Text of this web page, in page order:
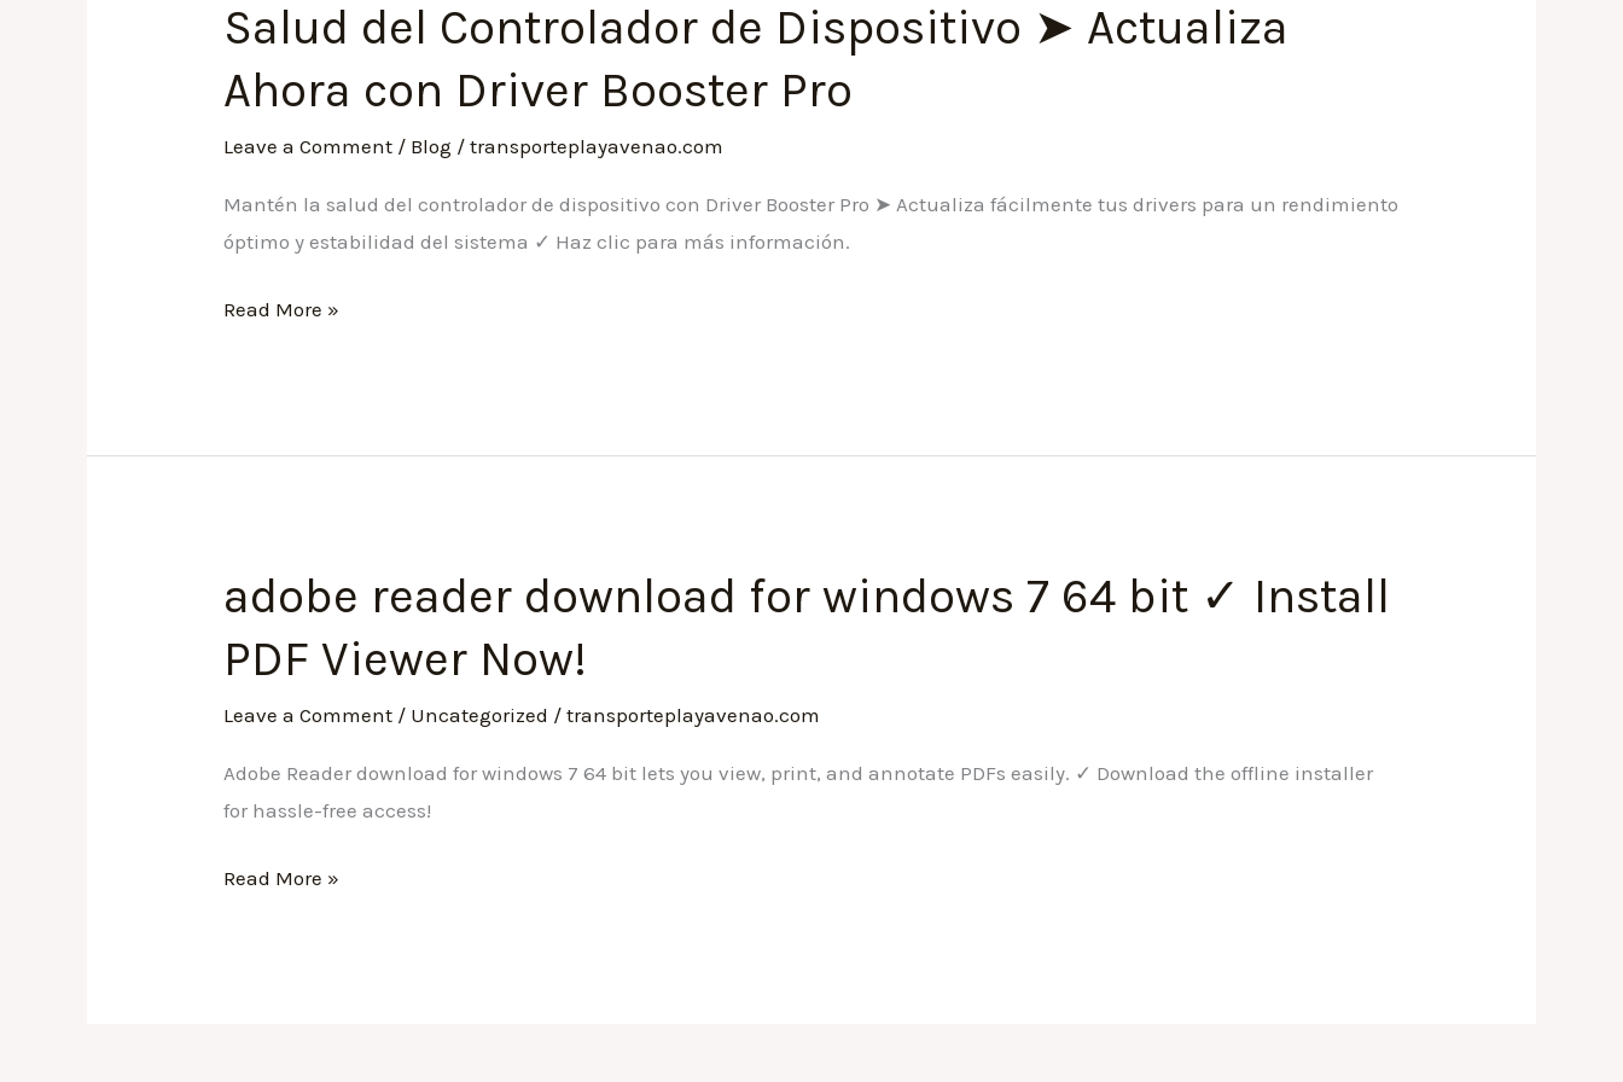
Salud del Controlador de Dispositivo ➤ Actualiza
Ahora con Driver Booster Pro
Leave a Comment / Blog /transporteplayavenao.com
Mantén la salud del controlador de dispositivo con Driver Booster Pro ➤ Actualiza fácilmente tus drivers para un rendimiento
óptimo y estabilidad del sistema ✓ Haz clic para más información.
Salud
del
Controlador
➤
Actualiza
con
Read More »
adobe reader download for windows 7 64 bit ✓ Install
PDF Viewer Now!
Leave a Comment / Uncategorized /transporteplayavenao.com
Adobe Reader download for windows 7 64 bit lets you view, print, and annotate PDFs easily. ✓ Download the offline installer
for hassle-free access!
adobe
reader
download
7
64
✓
Read More »